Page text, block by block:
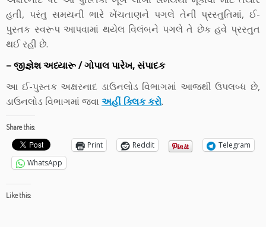
હતી, પરંતુ સમયની ભારે ખેંચતાણને પગલે તેની પ્રસ્તુતિમાં, ઈ-
પુસ્તક સ્વરૂપ આપવામાં થયેલ વિલંબને પગલે તે છેક હવે પ્રસ્તુત
થઈ રહી છે.
– જીજ્ઞેશ અધ્યારૂ / ગોપાલ પારેખ, સંપાદક
આ ઈ-પુસ્તક અક્ષરનાદ ડાઉનલોડ વિભાગમાં આજથી ઉપલબ્ધ છે,
ડાઉનલોડ વિભાગમાં જવા અહીં ક્લિક કરો.
Share this:
Print Reddit
Telegram
WhatsApp
Like this: